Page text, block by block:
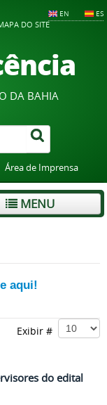
EN ES
DO SITE
DA BAHIA
Área de Imprensa
MENU
aqui!
Exibir #
do edital